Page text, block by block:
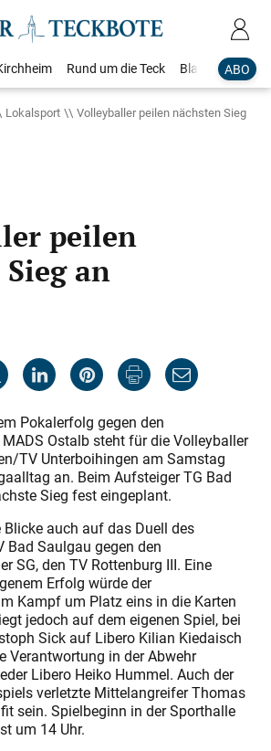
ABO
Rund um die Teck Blaulicht
Lokalsport
Volleyballer peilen nächsten Sieg
peilen
an
Pokalerfolg gegen den
Ostalb steht für die Volleyballer
TV Unterboihingen am Samstag
an. Beim Aufsteiger TG Bad
Sieg fest eingeplant.
Blicke auch auf das Duell des
Bad Saulgau gegen den
SG, den TV Rottenburg III. Eine
Erfolg würde der
Kampf um Platz eins in die Karten
jedoch auf dem eigenen Spiel, bei
Sick auf Libero Kilian Kiedaisch
Verantwortung in der Abwehr
Libero Heiko Hummel. Auch der
verletzte Mittelangreifer Thomas
sein. Spielbeginn in der Sporthalle
um 14 Uhr.